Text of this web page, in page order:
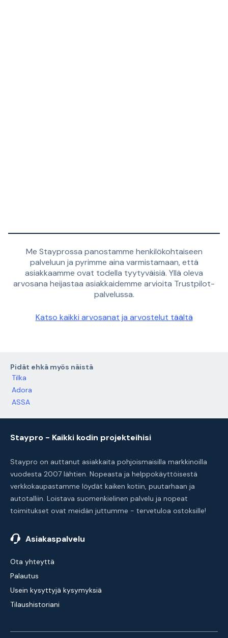
Me Stayprossa panostamme henkilökohtaiseen
palveluun ja pyrimme aina varmistamaan, että
asiakkaamme ovat todella tyytyväisiä. Yllä oleva
arvosana heijastaa asiakkaidemme arvioita Trustpilot-
palvelussa.
Katso kaikki arvosanat ja arvostelut täältä
Pidät ehkä myös näistä
Tilka
Adora
ASSA
Staypro - Kaikki kodin projekteihisi
Staypro on auttanut asiakkaita pohjoismaisilla markkinoilla
vuodesta 2007 lähtien. Nopeasta ja helppokäyttöisestä
verkkokaupastamme löydät kaiken kotiin, puutarhaan ja
autotalliin. Loistava suomenkielinen palvelu ja nopeat
toimitukset ovat meidän juttumme - tervetuloa ostoksille!
Asiakaspalvelu
Ota yhteyttä
Palautus
Usein kysyttyjä kysymyksiä
Tilaushistoriani